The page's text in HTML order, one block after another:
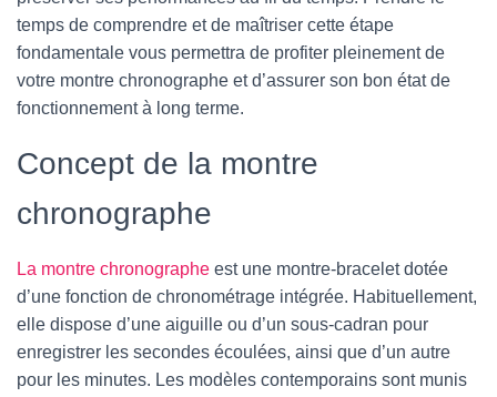
temps de comprendre et de maîtriser cette étape
fondamentale vous permettra de profiter pleinement de
votre montre chronographe et d’assurer son bon état de
fonctionnement à long terme.
Concept de la montre
chronographe
La montre chronographe est une montre-bracelet dotée
d’une fonction de chronométrage intégrée. Habituellement,
elle dispose d’une aiguille ou d’un sous-cadran pour
enregistrer les secondes écoulées, ainsi que d’un autre
pour les minutes. Les modèles contemporains sont munis